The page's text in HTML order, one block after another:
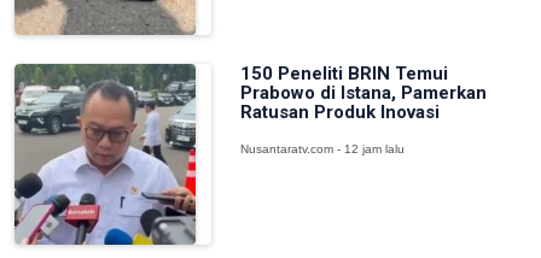
150 Peneliti BRIN Temui
Prabowo di Istana, Pamerkan
Ratusan Produk Inovasi
Nusantaratv.com - 12 jam lalu